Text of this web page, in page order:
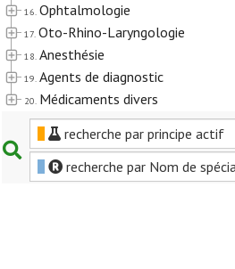
16. Ophtalmologie
17. Oto-Rhino-Laryngologie
18. Anesthésie
19. Agents de diagnostic
20. Médicaments divers
recherche par principe actif
recherche par Nom de